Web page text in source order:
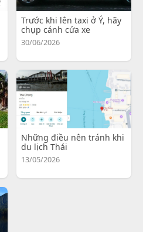
Trước khi lên taxi ở Ý, hãy
chụp cánh cửa xe
30/06/2026
Những điều nên tránh khi
du lịch Thái
13/05/2026